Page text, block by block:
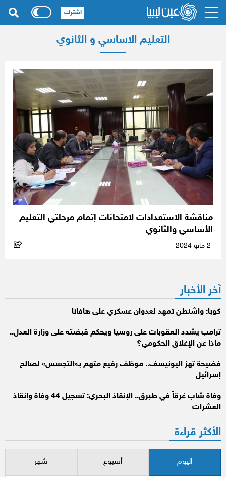
التعليم الاساسي و الثانوي
مناقشة الاستعدادات لامتحانات إتمام مرحلتي التعليم
الأساسي والثانوي
آخر الأخبار
كوبا: واشنطن تمهد لعدوان عسكري على هافانا
ترامب يشدد العقوبات على روسيا ويحكم قبضته على وزارة العدل..
ماذا عن الإغلاق الحكومي؟
فضيحة تهز اليونيسف.. موظف رفيع متهم بـ«التجسس» لصالح
إسرائيل
وفاة شاب غرقاً في طبرق.. الإنقاذ البحري: تسجيل 44 وفاة وإنقاذ
العشرات
الأكثر قراءة
اليوم أسبوع شهر
اشترك